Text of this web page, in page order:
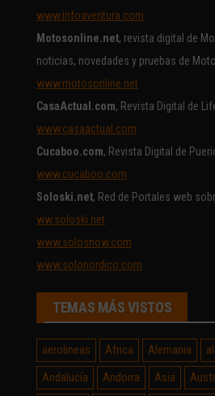
www.infoaventura.com
Motosonline.net, revista digital de
noticias, novedades y pruebas de
www.motosonline.net
CasaActual.com, Revista Digital de
www.casaactual.com
Cucaboo.com, Revista Digital de
www.cucaboo.com
Soloski.net, Red de Portales web
ww.soloski.net
www.solosnow.com
www.solonordico.com
TEMAS MÁS VISTOS
aerolineas Africa Alemania
Andalucía
Andorra Asia